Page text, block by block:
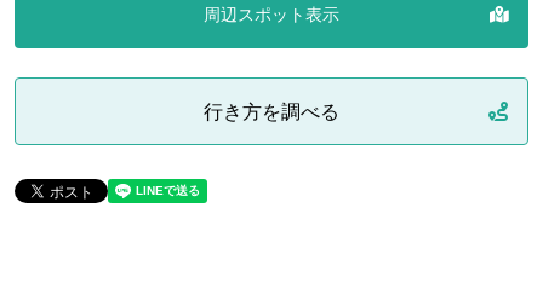
周辺スポット表示
行き方を調べる